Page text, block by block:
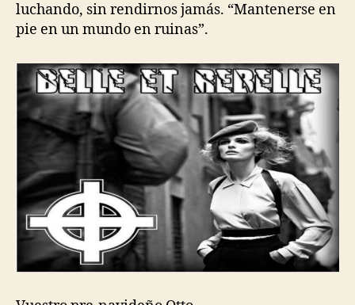
luchando, sin rendirnos jamás. “Mantenerse en
pie en un mundo en ruinas”.